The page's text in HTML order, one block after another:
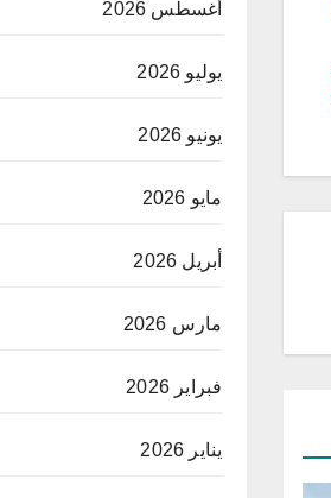
أغسطس 2026
يوليو 2026
يونيو 2026
مايو 2026
أبريل 2026
مارس 2026
فبراير 2026
يناير 2026